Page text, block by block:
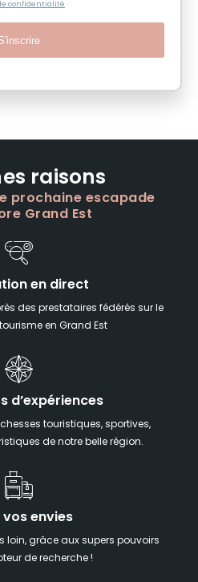
confidentialité
raisons
prochaine escapade
Grand Est
en direct
des prestataires fédérés sur le
en Grand Est
d’expériences
touristiques, sportives,
de notre belle région.
vos envies
loin, grâce aux supers pouvoirs
de recherche !